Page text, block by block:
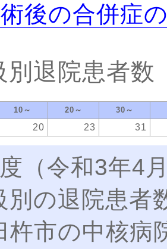
後の合併症
別退院患者数
10～ 20～ 30～
20 23 31
（令和3年4
別の退院患者
杵市の中核病